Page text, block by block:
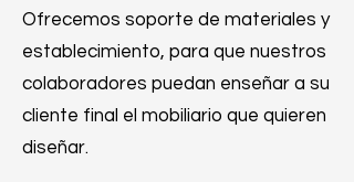
Ofrecemos soporte de materiales y
establecimiento, para que nuestros
colaboradores puedan enseñar a su
cliente final el mobiliario que quieren
diseñar.